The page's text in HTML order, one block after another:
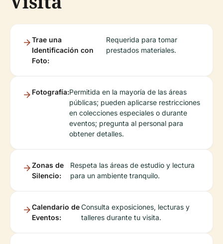
Trae una
Identificación con
Foto:
Requerida para tomar
prestados materiales.
Fotografía:Permitida en la mayoría de las áreas
públicas; pueden aplicarse restricciones
en colecciones especiales o durante
eventos; pregunta al personal para
obtener detalles.
Zonas de
Silencio:
Respeta las áreas de estudio y lectura
para un ambiente tranquilo.
Calendario de
Eventos:
Consulta exposiciones, lecturas y
talleres durante tu visita.